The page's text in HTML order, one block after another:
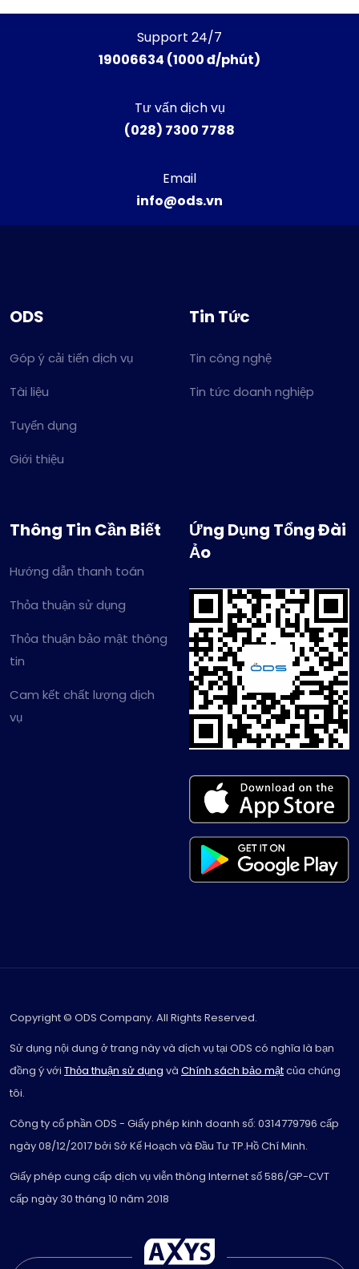
Support 24/7
19006634 (1000 đ/phút)
Tư vấn dịch vụ
(028) 7300 7788
Email
info@ods.vn
ODS
Góp ý cải tiến dịch vụ
Tài liệu
Tuyển dụng
Giới thiệu
Tin Tức
Tin công nghệ
Tin tức doanh nghiệp
Thông Tin Cần Biết
Hướng dẫn thanh toán
Thỏa thuận sử dụng
Thỏa thuận bảo mật thông
tin
Cam kết chất lượng dịch
vụ
Ứng Dụng Tổng Đài
Ảo
Copyright © ODS Company. All Rights Reserved.
Sử dụng nội dung ở trang này và dịch vụ tại ODS có nghĩa là bạn
đồng ý với Thỏa thuận sử dụng và Chính sách bảo mậtcủa chúng
tôi.
Công ty cổ phần ODS - Giấy phép kinh doanh số: 0314779796 cấp
ngày 08/12/2017 bởi Sở Kế Hoạch và Đầu Tư TP.Hồ Chí Minh.
Giấy phép cung cấp dịch vụ viễn thông Internet số 586/GP-CVT
cấp ngày 30 tháng 10 năm 2018